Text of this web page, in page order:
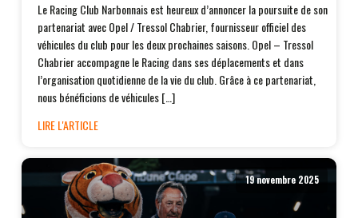
Le Racing Club Narbonnais est heureux d’annoncer la poursuite de son
partenariat avec Opel / Tressol Chabrier, fournisseur officiel des
véhicules du club pour les deux prochaines saisons. Opel – Tressol
Chabrier accompagne le Racing dans ses déplacements et dans
l’organisation quotidienne de la vie du club. Grâce à ce partenariat,
nous bénéficions de véhicules […]
LIRE L'ARTICLE
19 novembre 2025